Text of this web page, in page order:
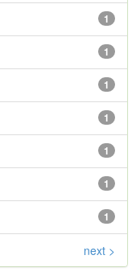
1
1
1
1
1
1
1
next >